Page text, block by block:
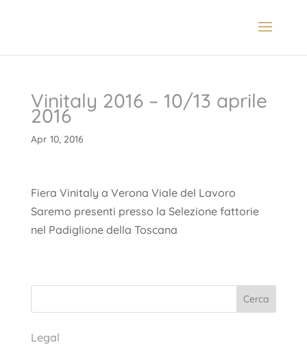
Vinitaly 2016 – 10/13 aprile
2016
Apr 10, 2016
Fiera Vinitaly a Verona Viale del Lavoro
Saremo presenti presso la Selezione fattorie
nel Padiglione della Toscana
Cerca
Legal